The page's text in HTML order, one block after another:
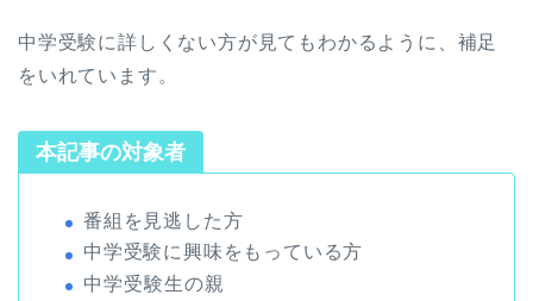
中学受験に詳しくない方が見てもわかるように、補足
をいれています。
本記事の対象者
番組を見逃した方
中学受験に興味をもっている方
中学受験生の親